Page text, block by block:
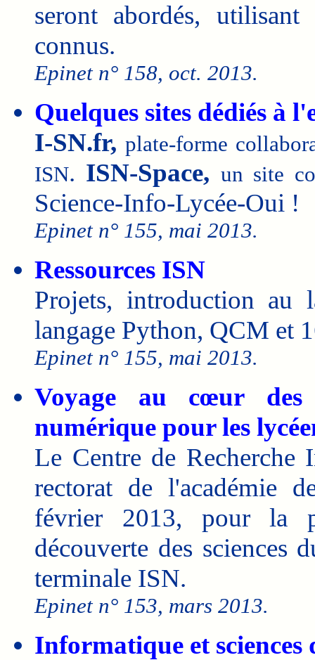
seront abordés,
connus.
Epinet n° 158, oct. 2013.
Quelques sites dédiés à
I-SN.fr, plate-forme
ISN. ISN-Space, un site
Science-Info-Lycée-Oui !
Epinet n° 155, mai 2013.
Ressources ISN
Projets, introduction au
langage Python, QCM et
Epinet n° 155, mai 2013.
Voyage au cœur des
numérique pour les
Le Centre de Recherche
rectorat de l'académie
février 2013, pour la
découverte des sciences
terminale ISN.
Epinet n° 153, mars 2013.
Informatique et